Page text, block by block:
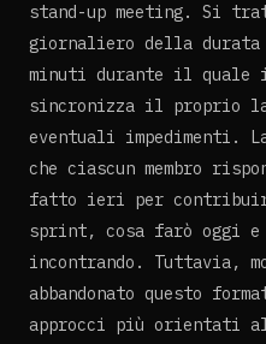
stand-up meeting. Si
giornaliero della durata
minuti durante il quale
sincronizza il proprio
eventuali impedimenti.
che ciascun membro
fatto ieri per
sprint, cosa farò oggi
incontrando. Tuttavia,
abbandonato questo
approcci più orientati